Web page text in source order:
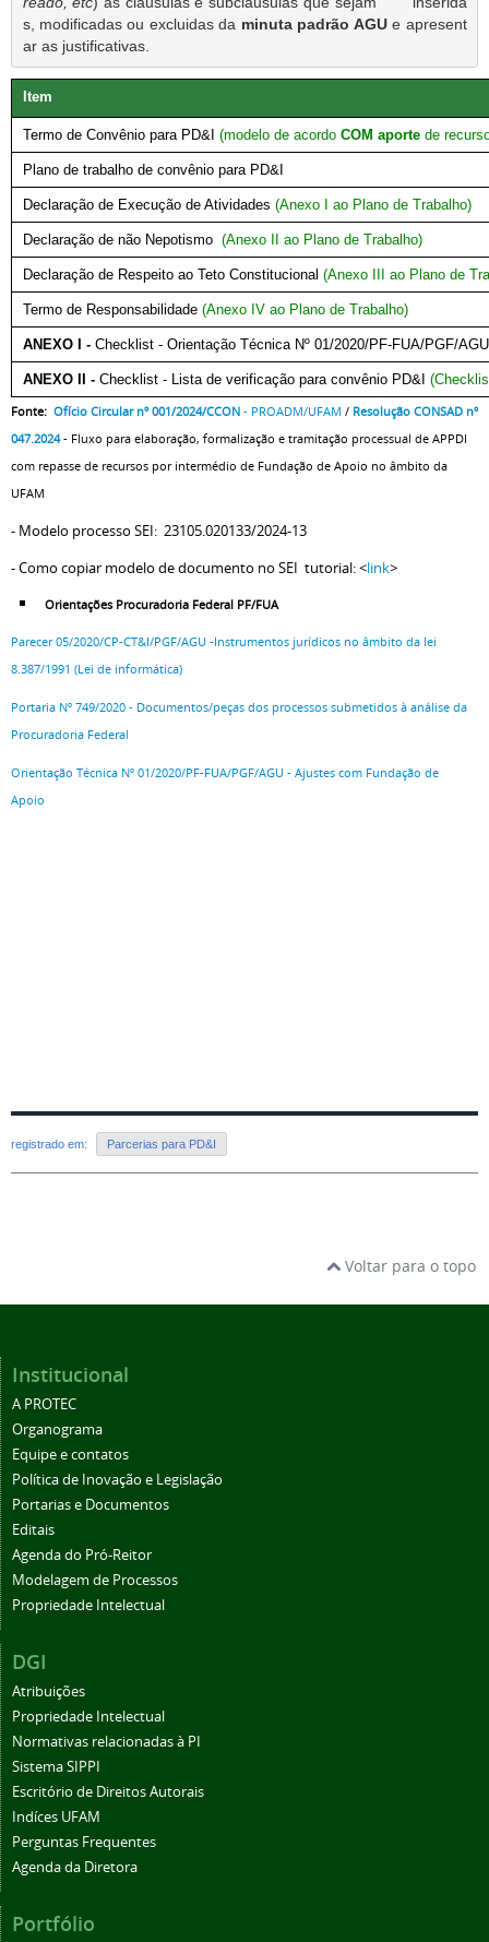
s, modificadas ou excluidas da minuta padrão AGU e apresent
ar as justificativas.
Item
Termo de Convênio para PD&I (modelo de acordo COM aporte de
Plano de trabalho de convênio para PD&I
Declaração de Execução de Atividades (Anexo I ao Plano de Trabalho)
Declaração de não Nepotismo (Anexo II ao Plano de Trabalho)
Declaração de Respeito ao Teto Constitucional (Anexo III ao Plano de
Termo de Responsabilidade (Anexo IV ao Plano de Trabalho)
ANEXO I - Checklist - Orientação Técnica Nº 01/2020/PF-FUA/PGF/AGU
ANEXO II - Checklist - Lista de verificação para convênio PD&I
Fonte: Ofício Circular nº 001/2024/CCON - PROADM/UFAM / Resolução CONSAD nº
047.2024 - Fluxo para elaboração, formalização e tramitação processual de APPDI
com repasse de recursos por intermédio de Fundação de Apoio no âmbito da
UFAM
- Modelo processo SEI: 23105.020133/2024-13
- Como copiar modelo de documento no SEI tutorial: <link>
Orientações Procuradoria Federal PF/FUA
Parecer 05/2020/CP-CT&I/PGF/AGU -Instrumentos jurídicos no âmbito da lei
8.387/1991 (Lei de informática)
Portaria Nº 749/2020 - Documentos/peças dos processos submetidos à análise da
Procuradoria Federal
Orientação Técnica Nº 01/2020/PF-FUA/PGF/AGU - Ajustes com Fundação de
Apoio
registrado em: Parcerias para PD&I
Voltar para o topo
Institucional
A PROTEC
Organograma
Equipe e contatos
Política de Inovação e Legislação
Portarias e Documentos
Editais
Agenda do Pró-Reitor
Modelagem de Processos
Propriedade Intelectual
DGI
Atribuições
Propriedade Intelectual
Normativas relacionadas à PI
Sistema SIPPI
Escritório de Direitos Autorais
Indíces UFAM
Perguntas Frequentes
Agenda da Diretora
Portfólio